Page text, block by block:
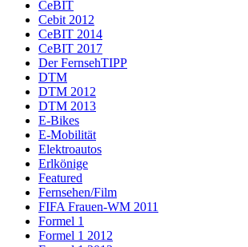
CeBIT
Cebit 2012
CeBIT 2014
CeBIT 2017
Der FernsehTIPP
DTM
DTM 2012
DTM 2013
E-Bikes
E-Mobilität
Elektroautos
Erlkönige
Featured
Fernsehen/Film
FIFA Frauen-WM 2011
Formel 1
Formel 1 2012